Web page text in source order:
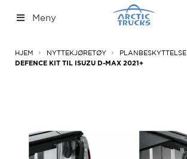
til
til
Meny
HJEM NYTTEKJØRETØY PLANBESKYTTELSE
DEFENCE KIT TIL ISUZU D-MAX 2021+